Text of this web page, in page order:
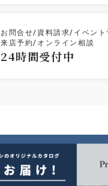
お問合せ/資料請求/イベント
来店予約/オンライン相談
24時間受付中